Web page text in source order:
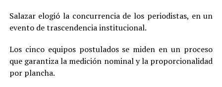
Salazar elogió la concurrencia de los periodistas, en un
evento de trascendencia institucional.
Los cinco equipos postulados se miden en un proceso
que garantiza la medición nominal y la proporcionalidad
por plancha.